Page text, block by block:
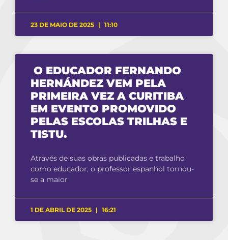
23 DE MAIO DE 2025 11:10
O EDUCADOR FERNANDO
HERNÁNDEZ VEM PELA
PRIMEIRA VEZ A CURITIBA
EM EVENTO PROMOVIDO
PELAS ESCOLAS TRILHAS E
TISTU.
Através de suas obras publicadas e trabalho
como educador, o professor espanhol tornou-
se a maior
1 DE ABRIL DE 2025 16:21